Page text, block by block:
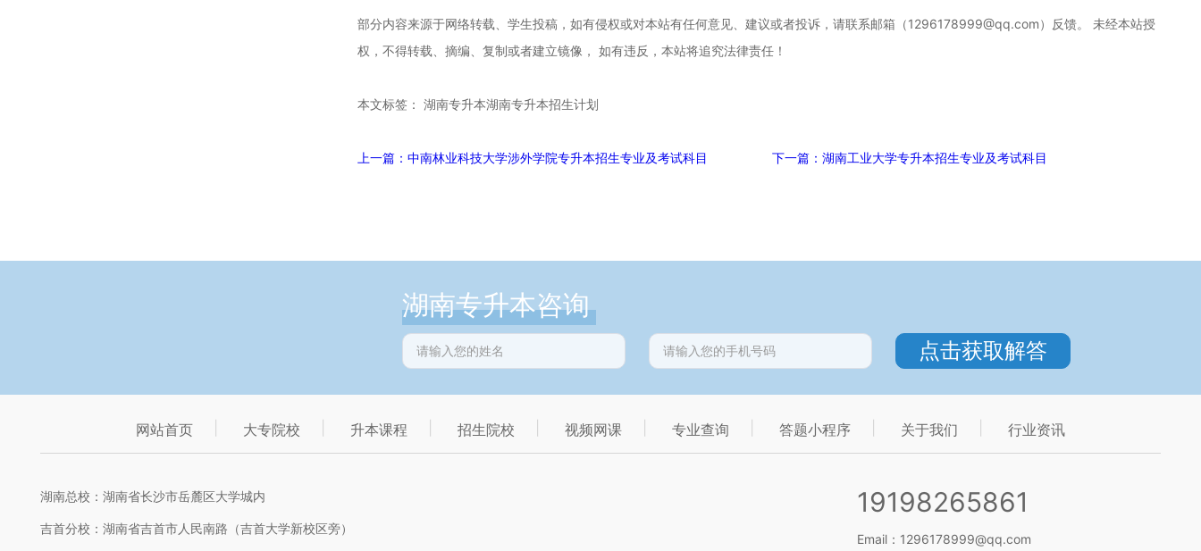
部分内容来源于网络转载、学生投稿，如有侵权或对本站有任何意见、建议或者投诉，请联系邮箱（1296178999@qq.com）反馈。 未经本站授
权，不得转载、摘编、复制或者建立镜像， 如有违反，本站将追究法律责任！
本文标签： 湖南专升本湖南专升本招生计划
上一篇：中南林业科技大学涉外学院专升本招生专业及考试科目 下一篇：湖南工业大学专升本招生专业及考试科目
湖南专升本咨询
网站首页 大专院校 升本课程 招生院校 视频网课 专业查询 答题小程序 关于我们 行业资讯
湖南总校：湖南省长沙市岳麓区大学城内
吉首分校：湖南省吉首市人民南路（吉首大学新校区旁）
19198265861
Email：1296178999@qq.com